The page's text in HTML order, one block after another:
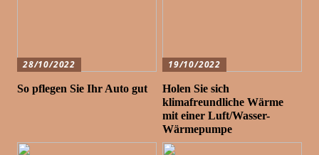
28/10/2022
So pflegen Sie Ihr Auto gut
19/10/2022
Holen Sie sich
klimafreundliche Wärme
mit einer Luft/Wasser-
Wärmepumpe